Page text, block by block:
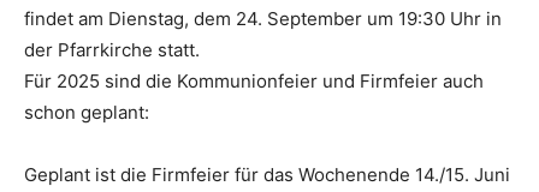
findet am Dienstag, dem 24. September um 19:30 Uhr in
der Pfarrkirche statt.
Für 2025 sind die Kommunionfeier und Firmfeier auch
schon geplant:
Geplant ist die Firmfeier für das Wochenende 14./15. Juni